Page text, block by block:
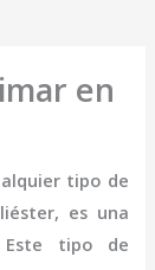
en
tipo de
es una
Este tipo de